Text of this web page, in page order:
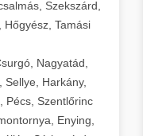
Szekszárd,
Hőgyész, Tamási
Nagyatád,
Sellye, Harkány,
Pécs, Szentlőrinc
Enying,